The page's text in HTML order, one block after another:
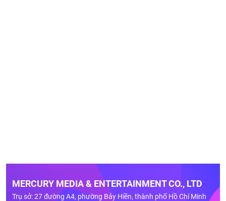
MERCURY MEDIA & ENTERTAINMENT CO., LTD
Trụ sở: 27 đường A4, phường Bảy Hiền, thành phố Hồ Chí Minh